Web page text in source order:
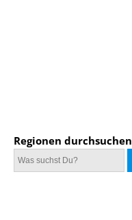
Regionen durchsuchen